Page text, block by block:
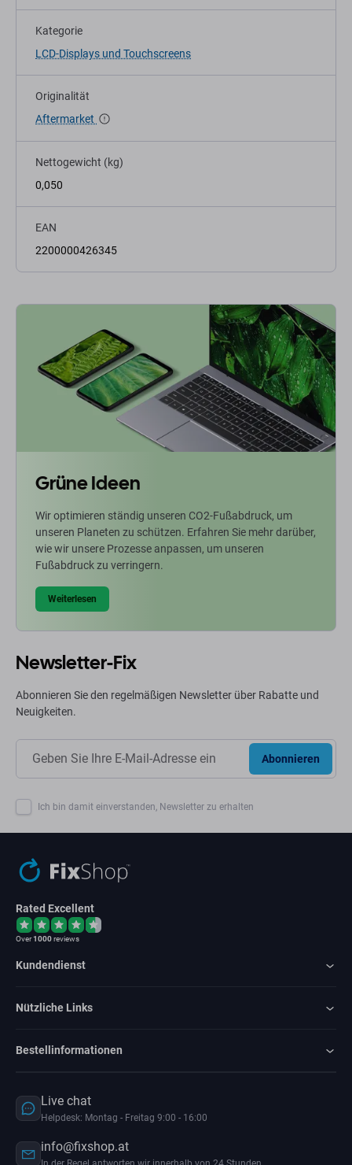
Kategorie
LCD-Displays und Touchscreens
Originalität
Aftermarket
Nettogewicht (kg)
0,050
EAN
2200000426345
Grüne Ideen
Wir optimieren ständig unseren CO2-Fußabdruck, um
unseren Planeten zu schützen. Erfahren Sie mehr darüber,
wie wir unsere Prozesse anpassen, um unseren
Fußabdruck zu verringern.
Weiterlesen
Newsletter-Fix
Abonnieren Sie den regelmäßigen Newsletter über Rabatte und
Neuigkeiten.
Abonnieren
Ich bin damit einverstanden, Newsletter zu erhalten
Rated Excellent
Over1000reviews
Kundendienst
Nützliche Links
Bestellinformationen
Live chat
Helpdesk: Montag - Freitag 9:00 - 16:00
info@fixshop.at